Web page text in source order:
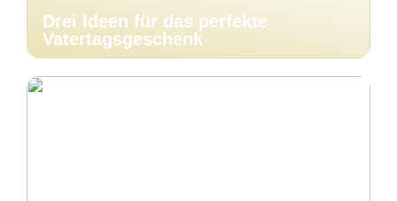
Drei Ideen für das perfekte
Vatertagsgeschenk